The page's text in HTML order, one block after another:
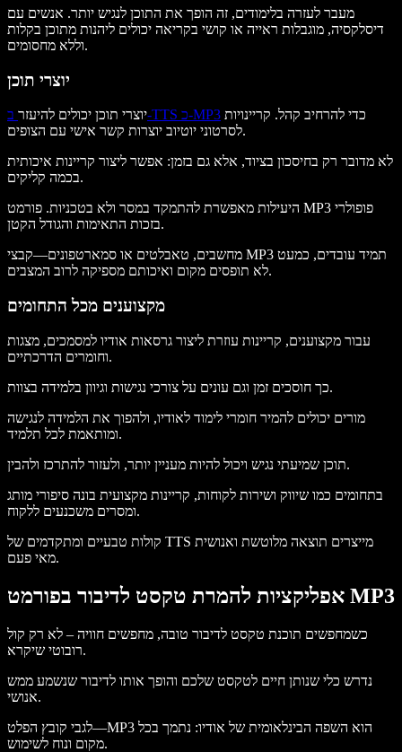
מעבר לעזרה בלימודים, זה הופך את התוכן לנגיש יותר. אנשים עם
דיסלקסיה, מוגבלות ראייה או קושי בקריאה יכולים ליהנות מתוכן בקלות
וללא מחסומים.
יוצרי תוכן
יוצרי תוכן יכולים להיעזר ב-TTS כ-MP3
לסרטוני יוטיוב יוצרות קשר אישי עם הצופים.
לא מדובר רק בחיסכון בציוד, אלא גם בזמן: אפשר ליצור קריינות איכותית
בכמה קליקים.
היעילות מאפשרת להתמקד במסר ולא בטכניות. פורמט MP3 פופולרי
בזכות התאימות והגודל הקטן.
מחשבים, טאבלטים או סמארטפונים—קבצי MP3 תמיד עובדים, כמעט
לא תופסים מקום ואיכותם מספיקה לרוב המצבים.
מקצוענים מכל התחומים
עבור מקצוענים, קריינות עוזרת ליצור גרסאות אודיו למסמכים, מצגות
וחומרים הדרכתיים.
כך חוסכים זמן וגם עונים על צורכי נגישות וגיוון בלמידה בצוות.
מורים יכולים להמיר חומרי לימוד לאודיו, ולהפוך את הלמידה לנגישה
ומותאמת לכל תלמיד.
תוכן שמיעתי נגיש ויכול להיות מעניין יותר, ולעזור להתרכז ולהבין.
בתחומים כמו שיווק ושירות לקוחות, קריינות מקצועית בונה סיפורי מותג
ומסרים משכנעים ללקוח.
קולות טבעיים ומתקדמים של TTS מייצרים תוצאה מלוטשת ואנושית
מאי פעם.
אפליקציות להמרת טקסט לדיבור בפורמט MP3
כשמחפשים תוכנת טקסט לדיבור טובה, מחפשים חוויה – לא רק קול
רובוטי שיקרא.
נדרש כלי שנותן חיים לטקסט שלכם והופך אותו לדיבור שנשמע ממש
אנושי.
לגבי קובץ הפלט—MP3 הוא השפה הבינלאומית של אודיו: נתמך בכל
מקום ונוח לשימוש.